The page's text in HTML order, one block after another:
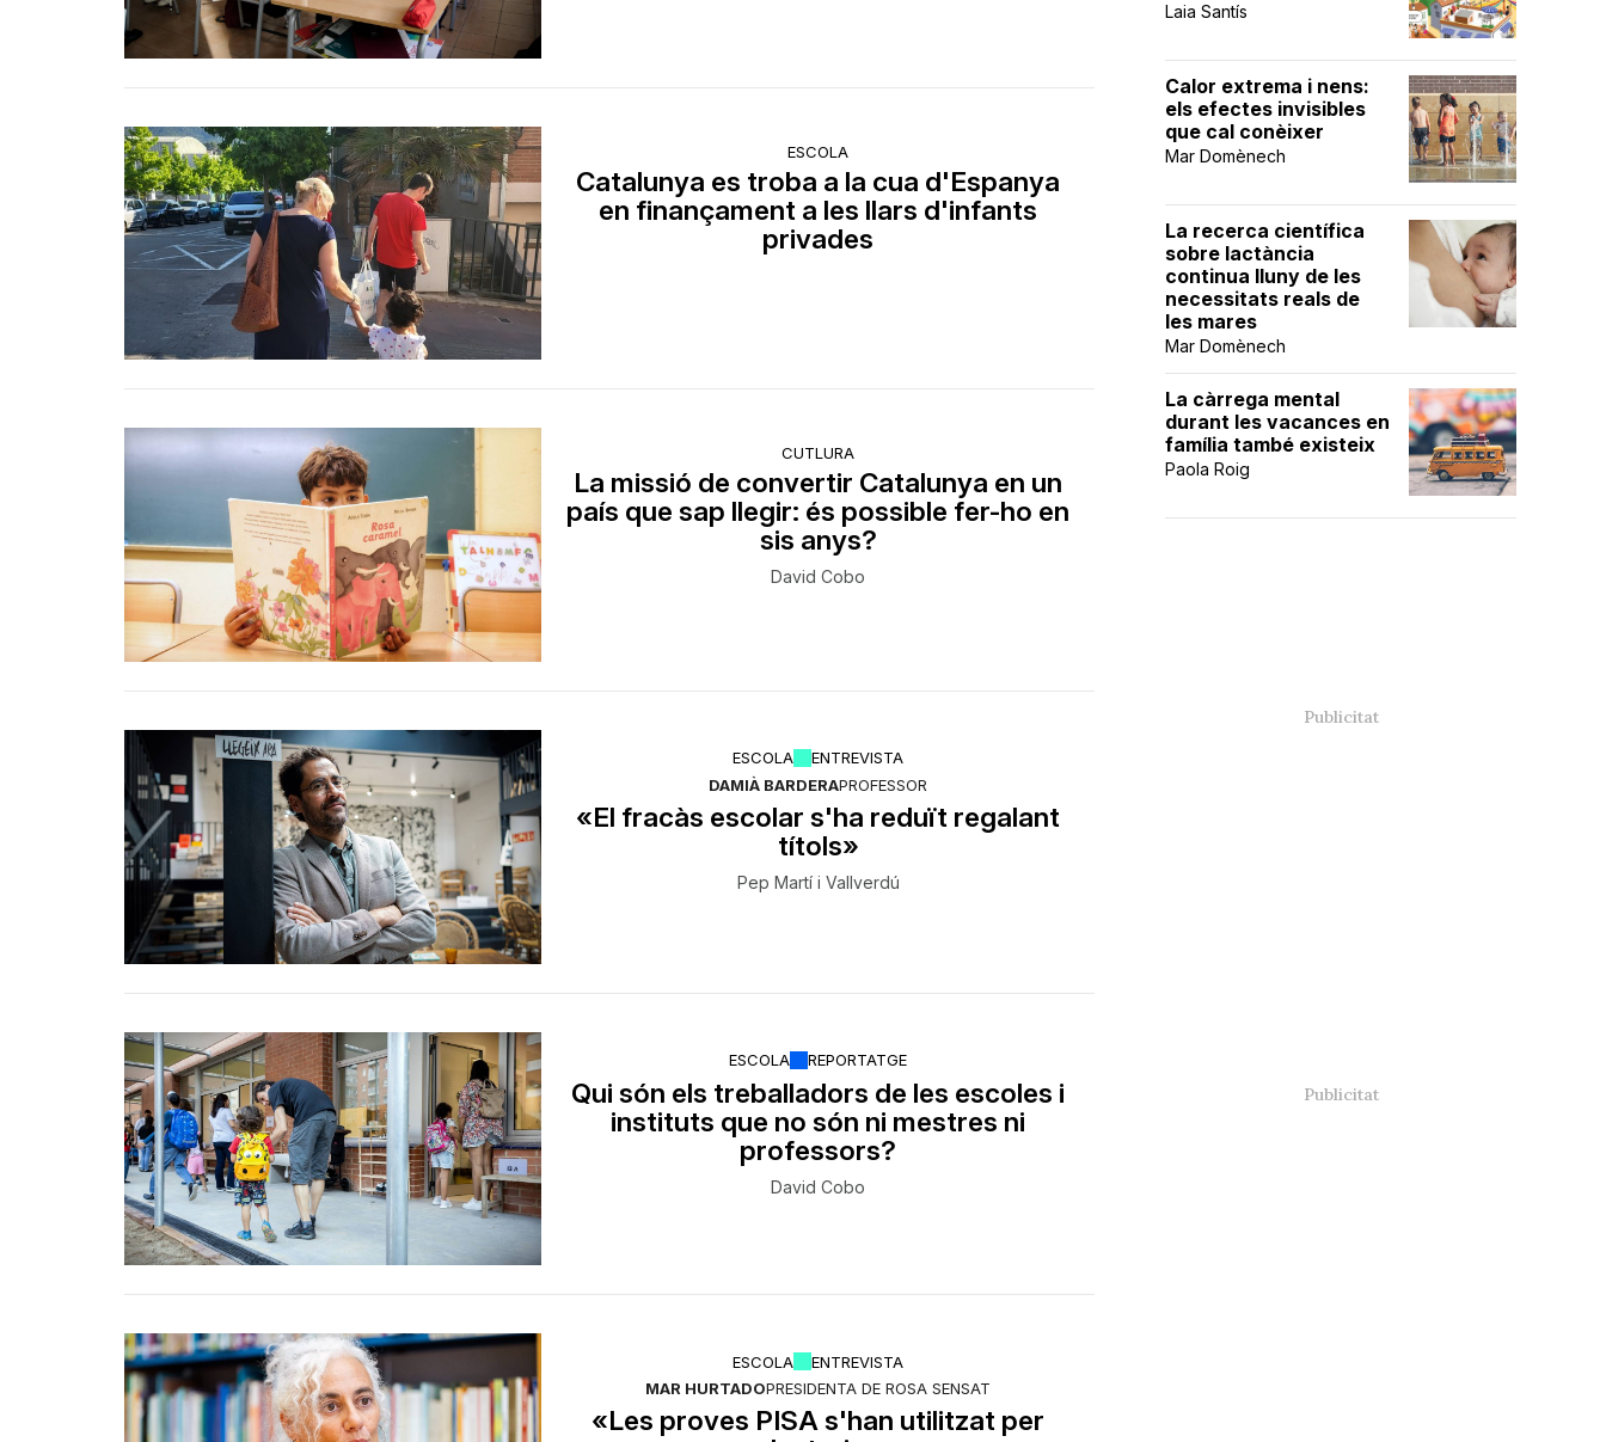
ESCOLA
Catalunya es troba a la cua d'Espanya
en finançament a les llars d'infants
privades
CUTLURA
La missió de convertir Catalunya en un
país que sap llegir: és possible fer-ho en
sis anys?
David Cobo
ESCOLA
ENTREVISTA
DAMIÀ BARDERAPROFESSOR
«El fracàs escolar s'ha reduït regalant
títols»
Pep Martí i Vallverdú
ESCOLA REPORTATGE
Qui són els treballadors de les escoles i
instituts que no són ni mestres ni
professors?
David Cobo
ESCOLA
ENTREVISTA
MAR HURTADOPRESIDENTA DE ROSA SENSAT
«Les proves PISA s'han utilitzat per
Laia Santís
Calor extrema i nens:
els efectes invisibles
que cal conèixer
Mar Domènech
La recerca científica
sobre lactància
continua lluny de les
necessitats reals de
les mares
Mar Domènech
La càrrega mental
durant les vacances en
família també existeix
Paola Roig